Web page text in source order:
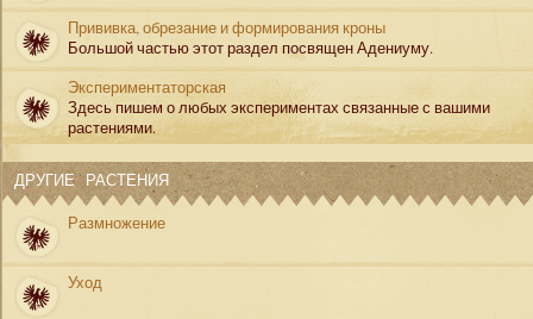
Прививка, обрезание и формирования кроны
Большой частью этот раздел посвящен Адениуму.
Экспериментаторская
Здесь пишем о любых экспериментах связанные с вашими
растениями.
ДРУГИЕ РАСТЕНИЯ
Размножение
Уход